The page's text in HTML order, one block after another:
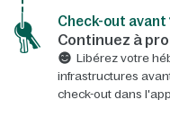
Check-out avant
Continuez à
Libérez votre
infrastructures
check-out dans